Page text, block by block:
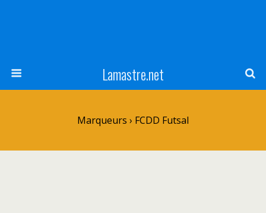
Lamastre.net
Marqueurs › FCDD Futsal